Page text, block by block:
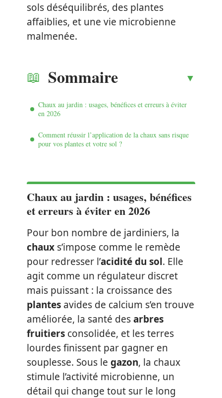
sols déséquilibrés, des plantes
affaiblies, et une vie microbienne
malmenée.
Sommaire
Chaux au jardin : usages, bénéfices et erreurs à éviter
en 2026
Comment réussir l’application de la chaux sans risque
pour vos plantes et votre sol ?
Chaux au jardin : usages, bénéfices
et erreurs à éviter en 2026
Pour bon nombre de jardiniers, la
chaux s’impose comme le remède
pour redresser l’acidité du sol. Elle
agit comme un régulateur discret
mais puissant : la croissance des
plantes avides de calcium s’en trouve
améliorée, la santé desarbres
fruitiers consolidée, et les terres
lourdes finissent par gagner en
souplesse. Sous le gazon, la chaux
stimule l’activité microbienne, un
détail qui change tout sur le long